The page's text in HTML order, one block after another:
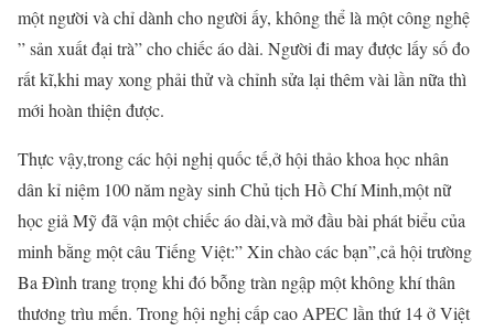
một người và chỉ dành cho người ấy, không thể là một công nghệ
” sản xuất đại trà” cho chiếc áo dài. Người đi may được lấy số đo
rất kĩ,khi may xong phải thử và chỉnh sửa lại thêm vài lần nữa thì
mới hoàn thiện được.
Thực vậy,trong các hội nghị quốc tế,ở hội thảo khoa học nhân
dân kỉ niệm 100 năm ngày sinh Chủ tịch Hồ Chí Minh,một nữ
học giả Mỹ đã vận một chiếc áo dài,và mở đầu bài phát biểu của
minh bằng một câu Tiếng Việt:” Xin chào các bạn”,cả hội trường
Ba Đình trang trọng khi đó bỗng tràn ngập một không khí thân
thương trìu mến. Trong hội nghị cấp cao APEC lần thứ 14 ở Việt